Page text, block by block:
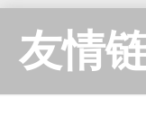
友情